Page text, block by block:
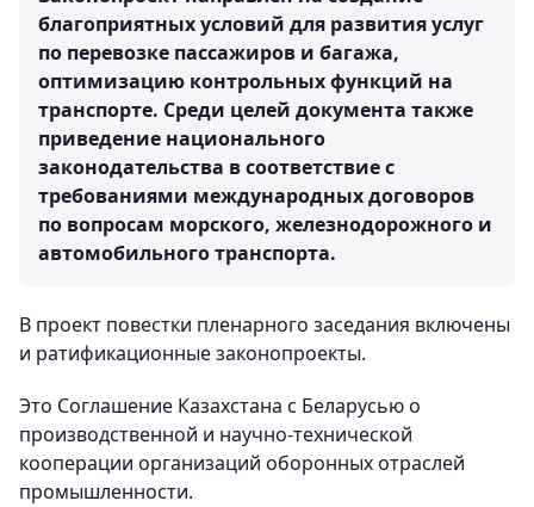
благоприятных условий для развития услуг
по перевозке пассажиров и багажа,
оптимизацию контрольных функций на
транспорте. Среди целей документа также
приведение национального
законодательства в соответствие с
требованиями международных договоров
по вопросам морского, железнодорожного и
автомобильного транспорта.
В проект повестки пленарного заседания включены
и ратификационные законопроекты.
Это Соглашение Казахстана с Беларусью о
производственной и научно-технической
кооперации организаций оборонных отраслей
промышленности.